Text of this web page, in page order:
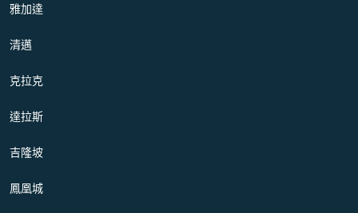
雅加達
清邁
克拉克
達拉斯
吉隆坡
鳳凰城